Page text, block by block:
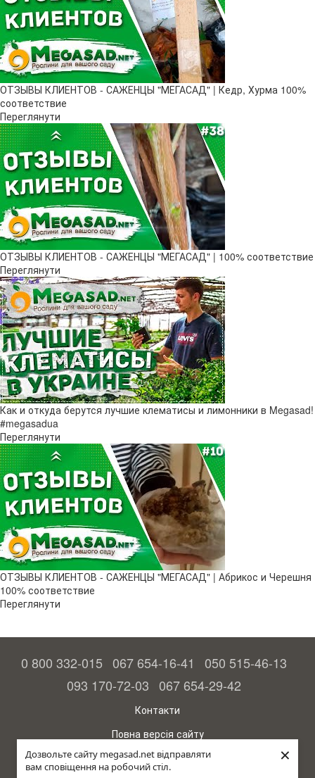
Дозвольте сайту megasad.net відправляти
вам сповіщення на робочий стіл.
×
ОТЗЫВЫ КЛИЕНТОВ - САЖЕНЦЫ "МЕГАСАД" | Кедр, Хурма 100%
соответствие
Переглянути
ОТЗЫВЫ КЛИЕНТОВ - САЖЕНЦЫ "МЕГАСАД" | 100% соответствие
Переглянути
Как и откуда берутся лучшие клематисы и лимонники в Megasad!
#megasadua
Переглянути
ОТЗЫВЫ КЛИЕНТОВ - САЖЕНЦЫ "МЕГАСАД" | Абрикос и Черешня
100% соответствие
Переглянути
0 800 332-015 067 654-16-41
050 515-46-13
093 170-72-03 067 654-29-42
Контакти
Повна версія сайту
© 2015—2026
Megasad – гарантія високого врожаю